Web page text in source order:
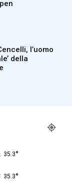
l’uomo
della
35.3°
35.3°